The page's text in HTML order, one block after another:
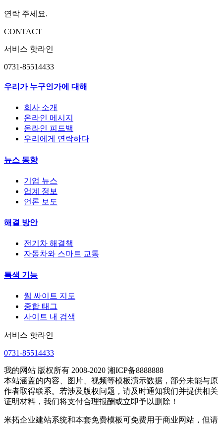
연락 주세요.
CONTACT
서비스 핫라인
0731-85514433
우리가 누구인가에 대해
회사 소개
온라인 메시지
온라인 피드백
우리에게 연락하다
뉴스 동향
기업 뉴스
업계 정보
언론 보도
해결 방안
전기차 해결책
자동차와 스마트 교통
특색 기능
웹 싸이트 지도
중합 태그
사이트 내 검색
서비스 핫라인
0731-85514433
我的网站 版权所有 2008-2020 湘ICP备8888888
本站涵盖的内容、图片、视频等模板演示数据，部分未能与原
作者取得联系。若涉及版权问题，请及时通知我们并提供相关
证明材料，我们将支付合理报酬或立即予以删除！
米拓企业建站系统和本套免费模板可免费用于商业网站，但请